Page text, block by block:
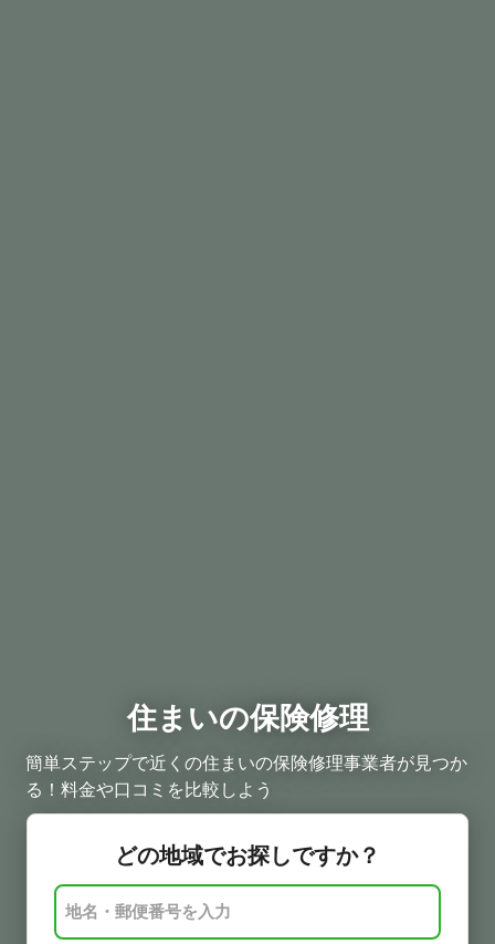
住まいの保険修理
簡単ステップで近くの住まいの保険修理事業者が見つか
る！料金や口コミを比較しよう
どの地域でお探しですか？